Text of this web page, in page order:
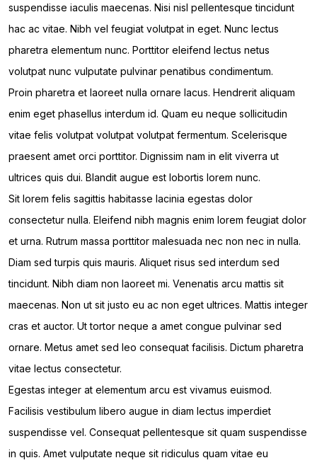
suspendisse iaculis maecenas. Nisi nisl pellentesque tincidunt
hac ac vitae. Nibh vel feugiat volutpat in eget. Nunc lectus
pharetra elementum nunc. Porttitor eleifend lectus netus
volutpat nunc vulputate pulvinar penatibus condimentum.
Proin pharetra et laoreet nulla ornare lacus. Hendrerit aliquam
enim eget phasellus interdum id. Quam eu neque sollicitudin
vitae felis volutpat volutpat volutpat fermentum. Scelerisque
praesent amet orci porttitor. Dignissim nam in elit viverra ut
ultrices quis dui. Blandit augue est lobortis lorem nunc.
Sit lorem felis sagittis habitasse lacinia egestas dolor
consectetur nulla. Eleifend nibh magnis enim lorem feugiat dolor
et urna. Rutrum massa porttitor malesuada nec non nec in nulla.
Diam sed turpis quis mauris. Aliquet risus sed interdum sed
tincidunt. Nibh diam non laoreet mi. Venenatis arcu mattis sit
maecenas. Non ut sit justo eu ac non eget ultrices. Mattis integer
cras et auctor. Ut tortor neque a amet congue pulvinar sed
ornare. Metus amet sed leo consequat facilisis. Dictum pharetra
vitae lectus consectetur.
Egestas integer at elementum arcu est vivamus euismod.
Facilisis vestibulum libero augue in diam lectus imperdiet
suspendisse vel. Consequat pellentesque sit quam suspendisse
in quis. Amet vulputate neque sit ridiculus quam vitae eu